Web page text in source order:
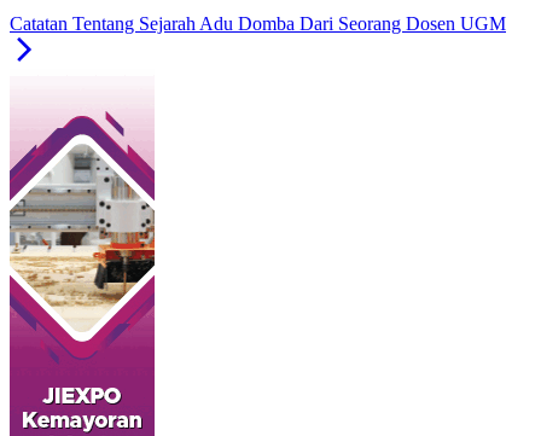
Catatan Tentang Sejarah Adu Domba Dari Seorang Dosen UGM